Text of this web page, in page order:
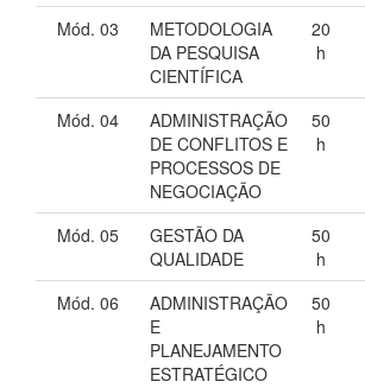
Mód. 03
METODOLOGIA
DA PESQUISA
CIENTÍFICA
20
h
Mód. 04
ADMINISTRAÇÃO
DE CONFLITOS E
PROCESSOS DE
NEGOCIAÇÃO
50
h
Mód. 05
GESTÃO DA
QUALIDADE
50
h
Mód. 06
ADMINISTRAÇÃO
E
PLANEJAMENTO
ESTRATÉGICO
50
h